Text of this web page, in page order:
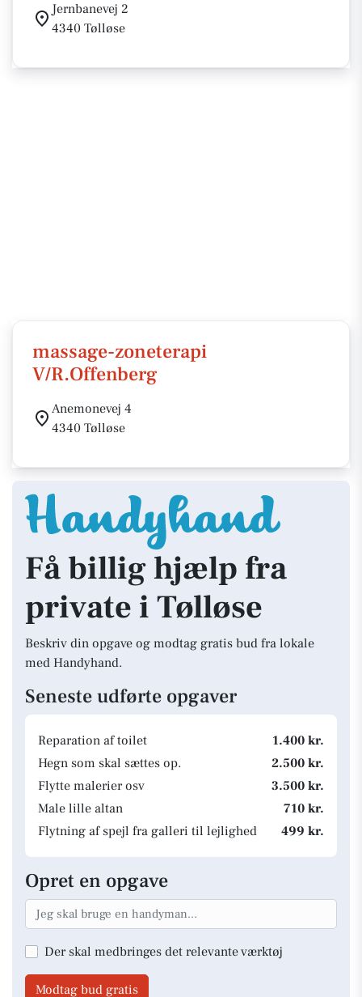
Jernbanevej 2
4340 Tølløse
massage-zoneterapi
V/R.Offenberg
Anemonevej 4
4340 Tølløse
Få billig hjælp fra
private i Tølløse
Beskriv din opgave og modtag gratis bud fra lokale
med Handyhand.
Seneste udførte opgaver
Reparation af toilet
1.400 kr.
Hegn som skal sættes op.
2.500 kr.
Flytte malerier osv
3.500 kr.
Male lille altan
710 kr.
Flytning af spejl fra galleri til lejlighed
499 kr.
Opret en opgave
Der skal medbringes det relevante værktøj
Modtag bud gratis